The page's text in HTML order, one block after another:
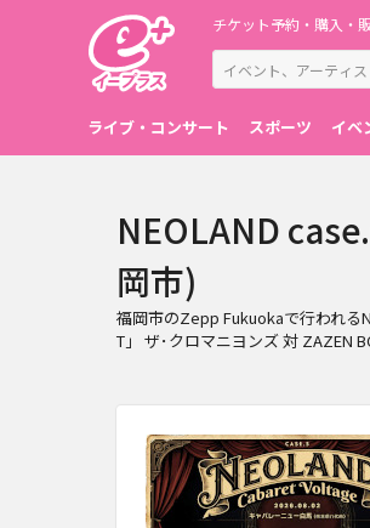
チケット予約・購入・
ライブ・コンサート スポーツ イベ
NEOLAND
岡市)
福岡市のZepp Fukuokaで行われる
T」 ザ･クロマニヨンズ 対 ZAZEN